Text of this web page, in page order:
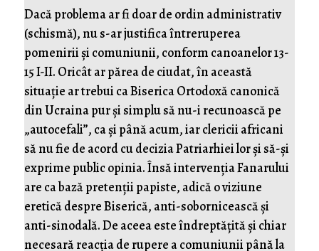
Dacă problema ar fi doar de ordin administrativ
(schismă), nu s-ar justifica întreruperea
pomenirii și comuniunii, conform canoanelor 13-
15 I-II. Oricât ar părea de ciudat, în această
situație ar trebui ca Biserica Ortodoxă canonică
din Ucraina pur și simplu să nu-i recunoască pe
„autocefali”, ca și până acum, iar clericii africani
să nu fie de acord cu decizia Patriarhiei lor și să-și
exprime public opinia. Însă intervenția Fanarului
are ca bază pretenții papiste, adică o viziune
eretică despre Biserică, anti-sobornicească și
anti-sinodală. De aceea este îndreptățită și chiar
necesară reacția de rupere a comuniunii până la